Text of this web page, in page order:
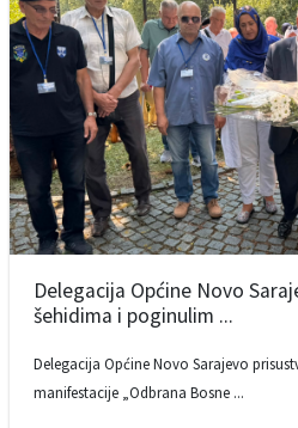
Delegacija Općine Novo
šehidima i poginulim ...
Delegacija Općine Novo Sarajevo
manifestacije „Odbrana Bosne ...